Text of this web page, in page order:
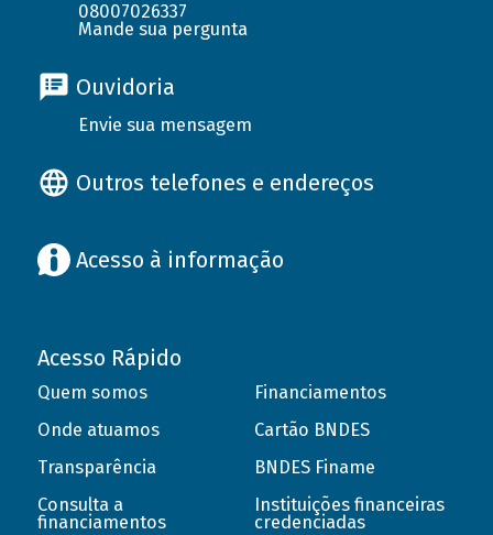
08007026337
Mande sua pergunta
Ouvidoria
Envie sua mensagem
Outros telefones e endereços
Acesso à informação
Acesso Rápido
Quem somos
Onde atuamos
Transparência
Consulta a
financiamentos
Financiamentos
Cartão BNDES
BNDES Finame
Instituições financeiras
credenciadas